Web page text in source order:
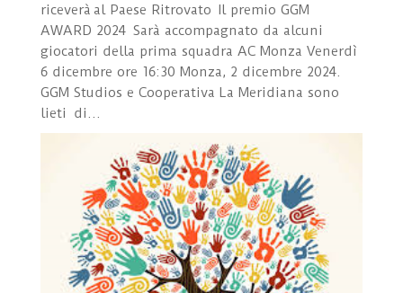
riceverà al Paese Ritrovato Il premio GGM
AWARD 2024 Sarà accompagnato da alcuni
giocatori della prima squadra AC Monza Venerdì
6 dicembre ore 16:30 Monza, 2 dicembre 2024.
GGM Studios e Cooperativa La Meridiana sono
lieti di...